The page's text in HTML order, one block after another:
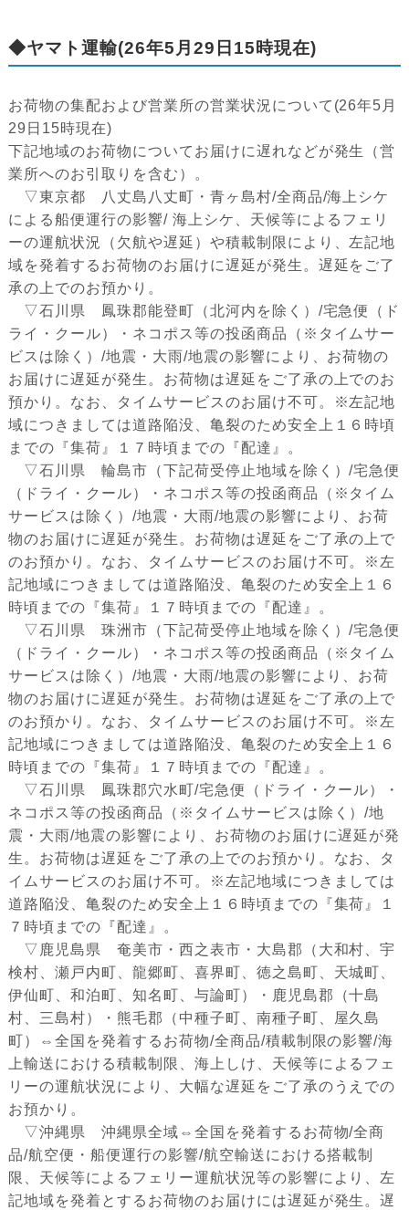
◆ヤマト運輸(26年5月29日15時現在)
お荷物の集配および営業所の営業状況について(26年5月
29日15時現在)
下記地域のお荷物についてお届けに遅れなどが発生（営
業所へのお引取りを含む）。
▽東京都 八丈島八丈町・青ヶ島村/全商品/海上シケ
による船便運行の影響/ 海上シケ、天候等によるフェリ
ーの運航状況（欠航や遅延）や積載制限により、左記地
域を発着するお荷物のお届けに遅延が発生。遅延をご了
承の上でのお預かり。
▽石川県 鳳珠郡能登町（北河内を除く）/宅急便（ド
ライ・クール）・ネコポス等の投函商品（※タイムサー
ビスは除く）/地震・大雨/地震の影響により、お荷物の
お届けに遅延が発生。お荷物は遅延をご了承の上でのお
預かり。なお、タイムサービスのお届け不可。※左記地
域につきましては道路陥没、亀裂のため安全上１６時頃
までの『集荷』１７時頃までの『配達』。
▽石川県 輪島市（下記荷受停止地域を除く）/宅急便
（ドライ・クール）・ネコポス等の投函商品（※タイム
サービスは除く）/地震・大雨/地震の影響により、お荷
物のお届けに遅延が発生。お荷物は遅延をご了承の上で
のお預かり。なお、タイムサービスのお届け不可。※左
記地域につきましては道路陥没、亀裂のため安全上１６
時頃までの『集荷』１７時頃までの『配達』。
▽石川県 珠洲市（下記荷受停止地域を除く）/宅急便
（ドライ・クール）・ネコポス等の投函商品（※タイム
サービスは除く）/地震・大雨/地震の影響により、お荷
物のお届けに遅延が発生。お荷物は遅延をご了承の上で
のお預かり。なお、タイムサービスのお届け不可。※左
記地域につきましては道路陥没、亀裂のため安全上１６
時頃までの『集荷』１７時頃までの『配達』。
▽石川県 鳳珠郡穴水町/宅急便（ドライ・クール）・
ネコポス等の投函商品（※タイムサービスは除く）/地
震・大雨/地震の影響により、お荷物のお届けに遅延が発
生。お荷物は遅延をご了承の上でのお預かり。なお、タ
イムサービスのお届け不可。※左記地域につきましては
道路陥没、亀裂のため安全上１６時頃までの『集荷』１
７時頃までの『配達』。
▽鹿児島県 奄美市・西之表市・大島郡（大和村、宇
検村、瀬戸内町、龍郷町、喜界町、徳之島町、天城町、
伊仙町、和泊町、知名町、与論町）・鹿児島郡（十島
村、三島村）・熊毛郡（中種子町、南種子町、屋久島
町）⇔全国を発着するお荷物/全商品/積載制限の影響/海
上輸送における積載制限、海上しけ、天候等によるフェ
リーの運航状況により、大幅な遅延をご了承のうえでの
お預かり。
▽沖縄県 沖縄県全域⇔全国を発着するお荷物/全商
品/航空便・船便運行の影響/航空輸送における搭載制
限、天候等によるフェリー運航状況等の影響により、左
記地域を発着とするお荷物のお届けには遅延が発生。遅